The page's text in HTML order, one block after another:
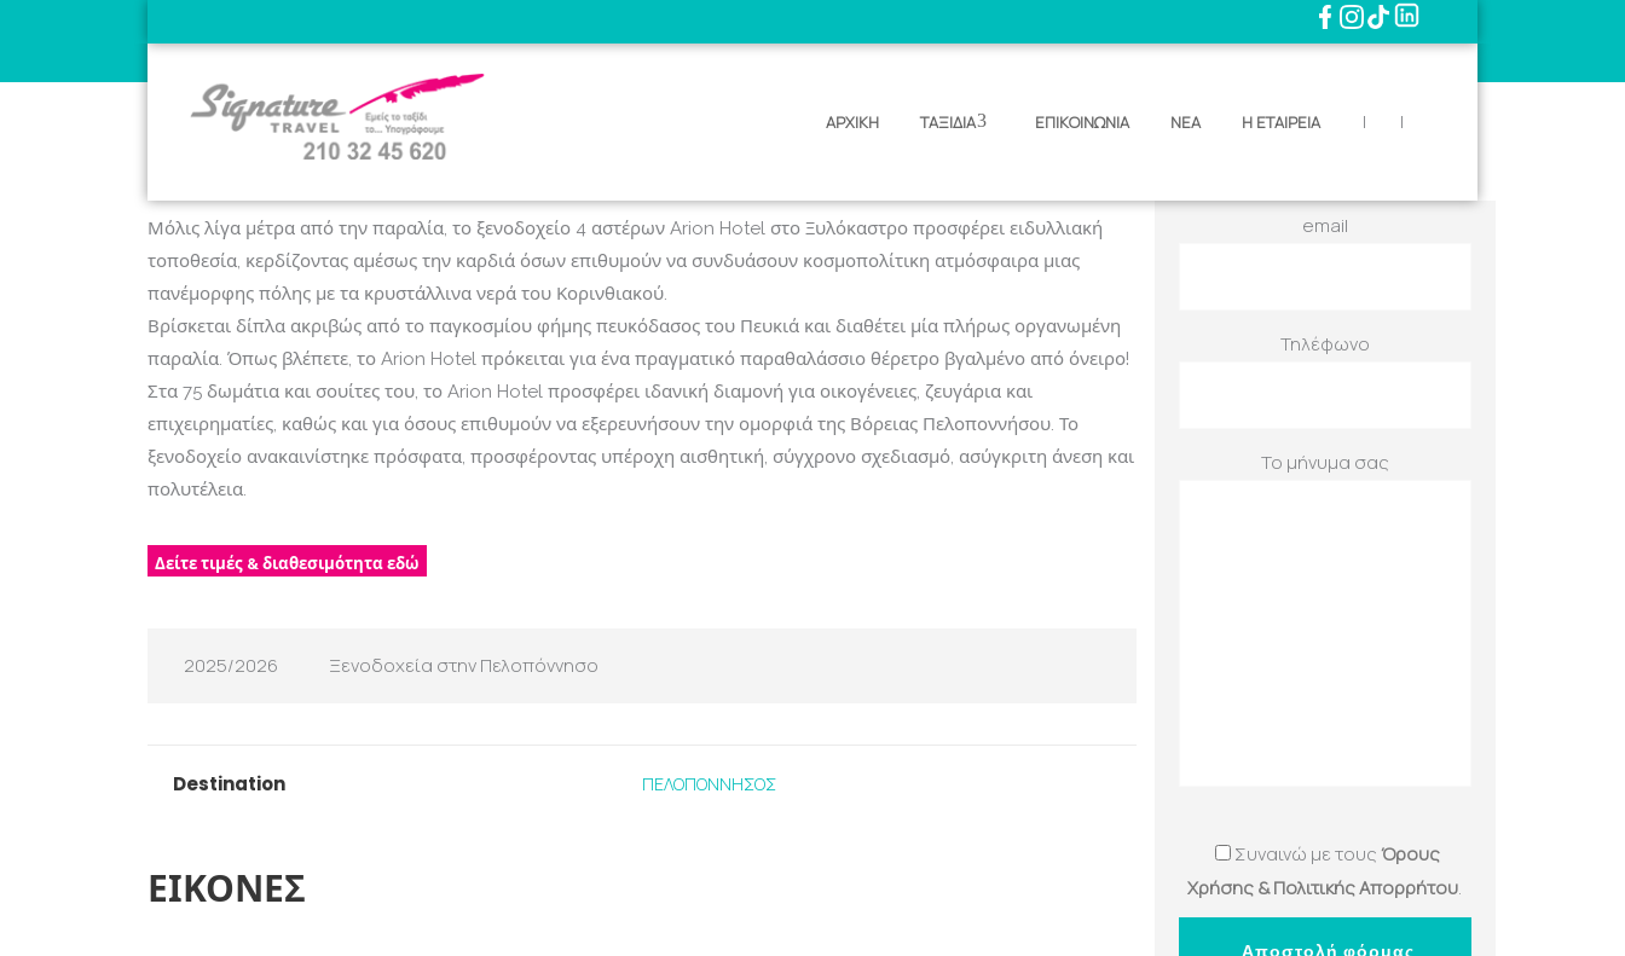
ΑΡΧΙΚΗ ΤΑΞΙΔΙΑ ΕΠΙΚΟΙΝΩΝΙΑ ΝΕΑ Η ΕΤΑΙΡΕΙΑ | |
Arion Hotel Xylokastro 4*, Ξυλόκαστρο
Arion Hotel Xylokastro 4*, Ξυλόκαστρο
Μόλις λίγα μέτρα από την παραλία, το ξενοδοχείο 4 αστέρων Arion Hotel στο Ξυλόκαστρο προσφέρει ειδυλλιακή
τοποθεσία, κερδίζοντας αμέσως την καρδιά όσων επιθυμούν να συνδυάσουν κοσμοπολίτικη ατμόσφαιρα μιας
πανέμορφης πόλης με τα κρυστάλλινα νερά του Κορινθιακού.
Βρίσκεται δίπλα ακριβώς από το παγκοσμίου φήμης πευκόδασος του Πευκιά και διαθέτει μία πλήρως οργανωμένη
παραλία. Όπως βλέπετε, το Arion Hotel πρόκειται για ένα πραγματικό παραθαλάσσιο θέρετρο βγαλμένο από όνειρο!
Στα 75 δωμάτια και σουίτες του, το Arion Hotel προσφέρει ιδανική διαμονή για οικογένειες, ζευγάρια και
επιχειρηματίες, καθώς και για όσους επιθυμούν να εξερευνήσουν την ομορφιά της Βόρειας Πελοποννήσου. Το
ξενοδοχείο ανακαινίστηκε πρόσφατα, προσφέροντας υπέροχη αισθητική, σύγχρονο σχεδιασμό, ασύγκριτη άνεση και
πολυτέλεια.
Δείτε τιμές & διαθεσιμότητα εδώ
2025/2026 Ξενοδοχεία στην Πελοπόννησο
Destination ΠΕΛΟΠΟΝΝΗΣΟΣ
ΕΙΚΟΝΕΣ
Φόρμα Ενδιαφέροντος
email
Τηλέφωνο
Το μήνυμα σας
Συναινώ με τουςΌρους
Χρήσης & Πολιτικής Απορρήτου.